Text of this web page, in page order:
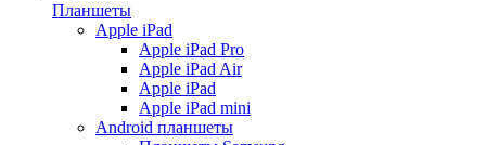
Планшеты
Apple iPad
Apple iPad Pro
Apple iPad Air
Apple iPad
Apple iPad mini
Android планшеты